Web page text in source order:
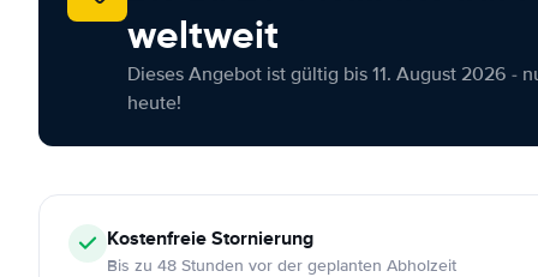
weltweit
Dieses Angebot ist gültig bis 11. August 2026 -
heute!
KostenfreieStornierung
Bis zu 48 Stunden vor der geplanten Abholzeit